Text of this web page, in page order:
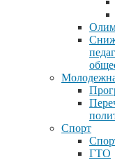
Спорт
ГТО